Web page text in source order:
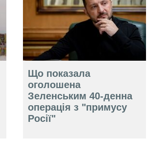
Що показала
оголошена
Зеленським 40-денна
операція з "примусу
Росії"